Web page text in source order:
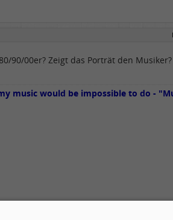
80/90/00er? Zeigt das Porträt den Musiker?
music would be impossible to do -